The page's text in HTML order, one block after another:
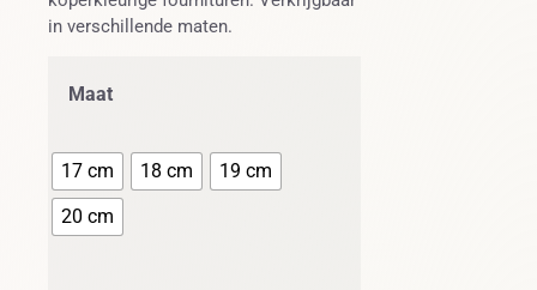
in verschillende maten.
Maat
17 cm 18 cm
19 cm
20 cm